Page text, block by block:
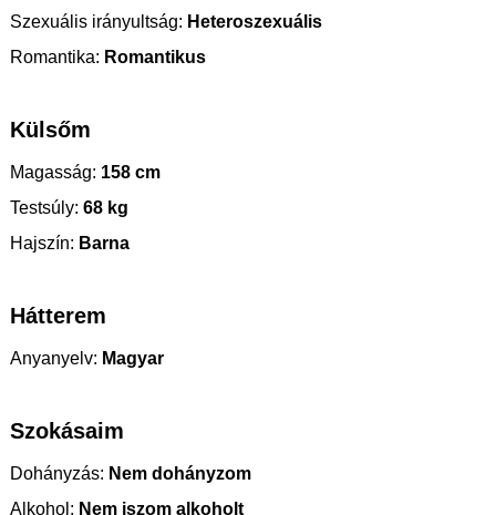
Szexuális irányultság: Heteroszexuális
Romantika: Romantikus
Külsőm
Magasság: 158 cm
Testsúly: 68 kg
Hajszín: Barna
Hátterem
Anyanyelv: Magyar
Szokásaim
Dohányzás: Nem dohányzom
Alkohol: Nem iszom alkoholt